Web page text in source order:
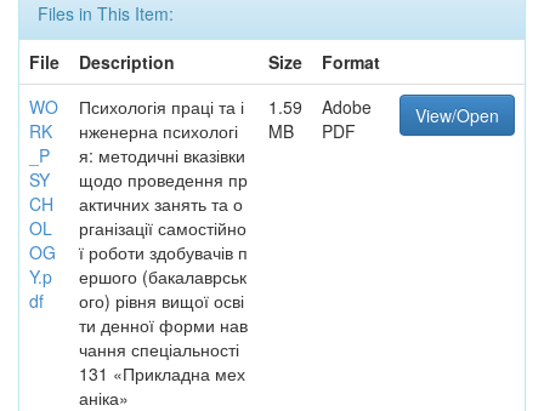
Files in This Item:
File
Description Size
Format
WO
RK
_P
SY
CH
OL
OG
Y.p
df
Психологія праці та і
нженерна психологі
я: методичні вказівки
щодо проведення пр
актичних занять та о
рганізації самостійно
ї роботи здобувачів п
ершого (бакалаврськ
ого) рівня вищої осві
ти денної форми нав
чання спеціальності
131 «Прикладна мех
аніка»
1.59
MB
Adobe
PDF
View/Open